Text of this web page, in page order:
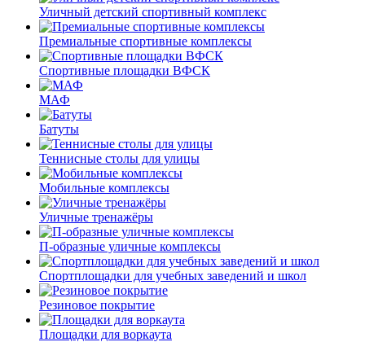
Уличный детский спортивный комплекс
Премиальные спортивные комплексы
Спортивные площадки ВФСК
МАФ
Батуты
Теннисные столы для улицы
Мобильные комплексы
Уличные тренажёры
П-образные уличные комплексы
Спортплощадки для учебных заведений и школ
Резиновое покрытие
Площадки для воркаута